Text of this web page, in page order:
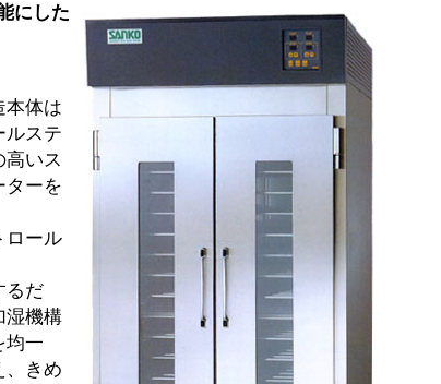
にした
本体は
ルステ
高いス
ターを
ロール
るだ
湿機構
均一
、きめ